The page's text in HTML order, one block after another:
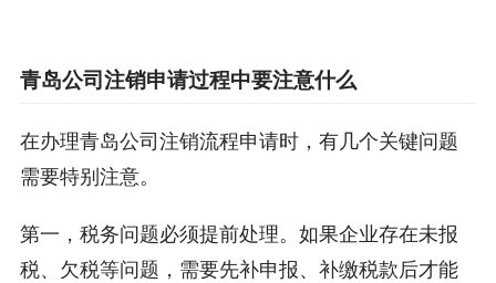
青岛公司注销申请过程中要注意什么
在办理青岛公司注销流程申请时，有几个关键问题
需要特别注意。
第一，税务问题必须提前处理。如果企业存在未报
税、欠税等问题，需要先补申报、补缴税款后才能